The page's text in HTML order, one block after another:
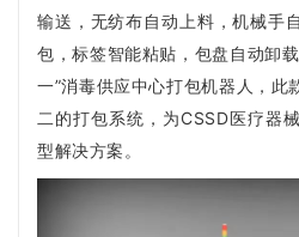
输送，无纺布自动上料，机械手
包，标签智能粘贴，包盘自动卸
一”消毒供应中心打包机器人，此
二的打包系统，为CSSD医疗器
型解决方案。